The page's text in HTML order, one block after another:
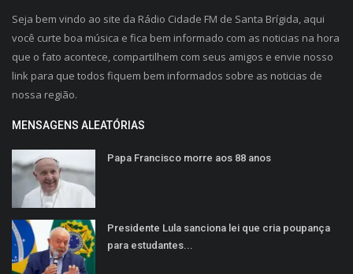
Seja bem vindo ao site da Rádio Cidade FM de Santa Brígida, aqui
você curte boa música e fica bem informado com as noticias na hora
que o fato acontece, compartilhem com seus amigos e envie nosso
link para que todos fiquem bem informados sobre as noticias de
nossa região.
MENSAGENS ALEATÓRIAS
Papa Francisco morre aos 88 anos
Presidente Lula sanciona lei que cria poupança
para estudantes...